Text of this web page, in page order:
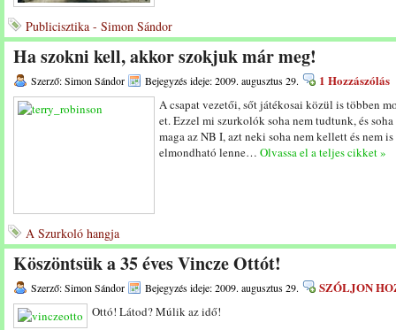
Publicisztika - Simon Sándor
Ha szokni kell, akkor szokjuk már meg!
Szerző: Simon Sándor Bejegyzés ideje: 2009. augusztus 29. 1 Hozzászólás
A csapat vezetői, sőt játékosai közül is többen
et. Ezzel mi szurkolók soha nem tudtunk, és
maga az NB I, azt neki soha nem kellett és nem
elmondható lenne… Olvassa el a teljes cikket »
A Szurkoló hangja
Köszöntsük a 35 éves Vincze Ottót!
Szerző: Simon Sándor Bejegyzés ideje: 2009. augusztus 29. SZÓLJON
Ottó! Látod? Múlik az idő!